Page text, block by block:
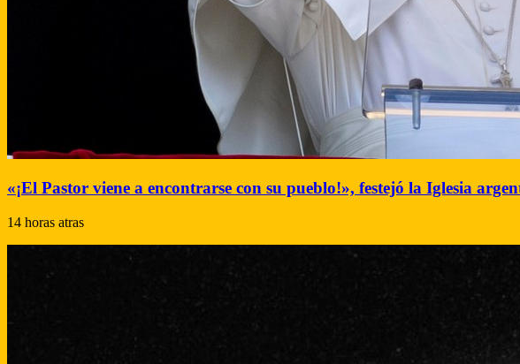
«¡El Pastor viene a encontrarse con su pueblo!», festejó la Iglesia
14 horas atras